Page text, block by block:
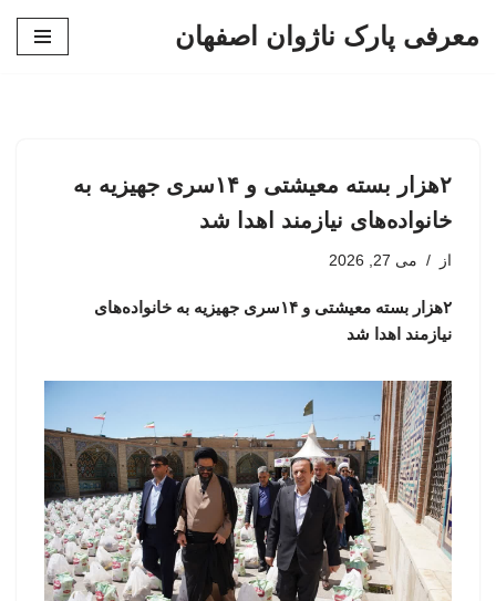
معرفی پارک ناژوان اصفهان
۲هزار بسته معیشتی و ۱۴سری جهیزیه به
خانواده‌های نیازمند اهدا شد
از می 27, 2026
۲هزار بسته معیشتی و ۱۴سری جهیزیه به خانواده‌های
نیازمند اهدا شد